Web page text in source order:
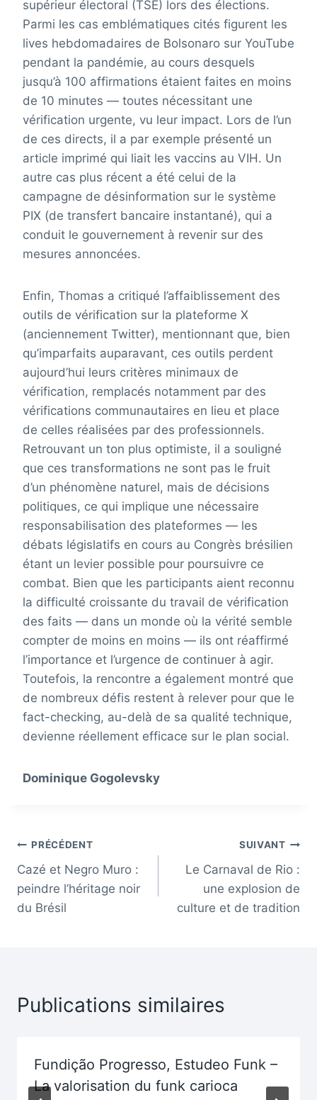
supérieur électoral (TSE) lors des élections.
Parmi les cas emblématiques cités figurent les
lives hebdomadaires de Bolsonaro sur YouTube
pendant la pandémie, au cours desquels
jusqu’à 100 affirmations étaient faites en moins
de 10 minutes — toutes nécessitant une
vérification urgente, vu leur impact. Lors de l’un
de ces directs, il a par exemple présenté un
article imprimé qui liait les vaccins au VIH. Un
autre cas plus récent a été celui de la
campagne de désinformation sur le système
PIX (de transfert bancaire instantané), qui a
conduit le gouvernement à revenir sur des
mesures annoncées.
Enfin, Thomas a critiqué l’affaiblissement des
outils de vérification sur la plateforme X
(anciennement Twitter), mentionnant que, bien
qu’imparfaits auparavant, ces outils perdent
aujourd’hui leurs critères minimaux de
vérification, remplacés notamment par des
vérifications communautaires en lieu et place
de celles réalisées par des professionnels.
Retrouvant un ton plus optimiste, il a souligné
que ces transformations ne sont pas le fruit
d’un phénomène naturel, mais de décisions
politiques, ce qui implique une nécessaire
responsabilisation des plateformes — les
débats législatifs en cours au Congrès brésilien
étant un levier possible pour poursuivre ce
combat. Bien que les participants aient reconnu
la difficulté croissante du travail de vérification
des faits — dans un monde où la vérité semble
compter de moins en moins — ils ont réaffirmé
l’importance et l’urgence de continuer à agir.
Toutefois, la rencontre a également montré que
de nombreux défis restent à relever pour que le
fact-checking, au-delà de sa qualité technique,
devienne réellement efficace sur le plan social.
Dominique Gogolevsky
Navigation
de
l’article
PRÉCÉDENT
Cazé et Negro Muro :
peindre l’héritage noir
du Brésil
SUIVANT
Le Carnaval de Rio :
une explosion de
culture et de tradition
Publications similaires
Fundição Progresso, Estudeo Funk –
La valorisation du funk carioca